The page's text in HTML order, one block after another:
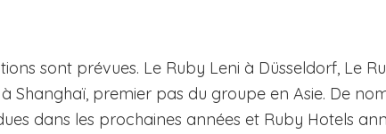
sont prévues. Le Ruby Leni à Düsseldorf, Le
Shanghaï, premier pas du groupe en Asie. De
dans les prochaines années et Ruby Hotels